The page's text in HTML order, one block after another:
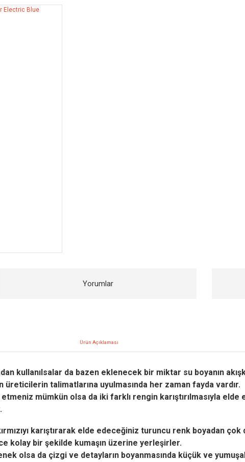
Yorumlar
Ürün Açıklaması
kullanılsalar da bazen eklenecek bir miktar su boyanın
üreticilerin talimatlarına uyulmasında her zaman fayda vardır.
mümkün olsa da iki farklı rengin karıştırılmasıyla
karıştırarak elde edeceğiniz turuncu renk boyadan
kolay bir şekilde kumaşın üzerine yerleşirler.
olsa da çizgi ve detayların boyanmasında küçük ve